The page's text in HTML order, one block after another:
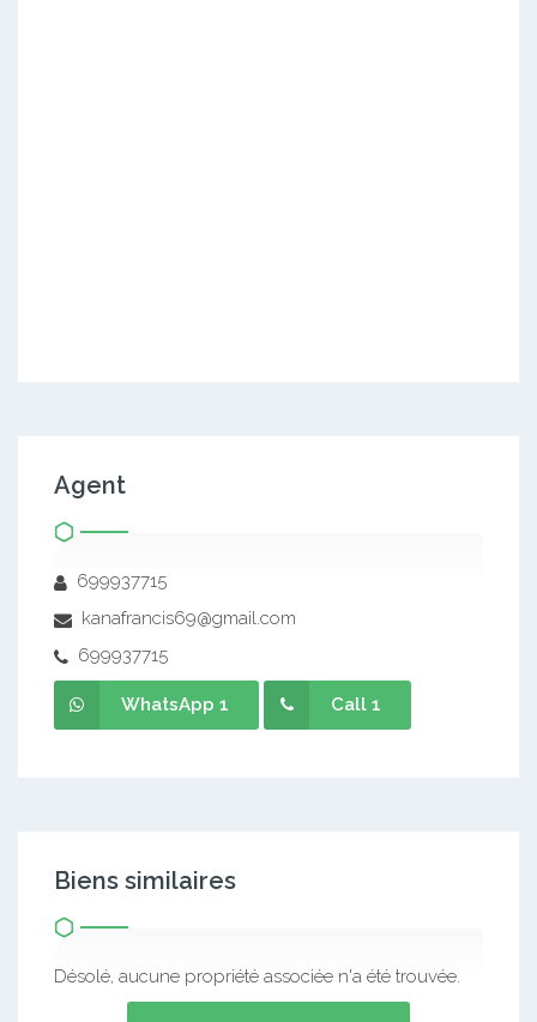
Agent
699937715
kanafrancis69@gmail.com
699937715
WhatsApp 1 Call 1
Biens similaires
Désolé, aucune propriété associée n'a été trouvée.